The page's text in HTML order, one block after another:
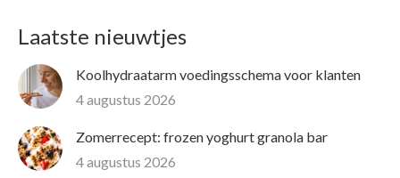
Laatste nieuwtjes
Koolhydraatarm voedingsschema voor klanten
4 augustus 2026
Zomerrecept: frozen yoghurt granola bar
4 augustus 2026